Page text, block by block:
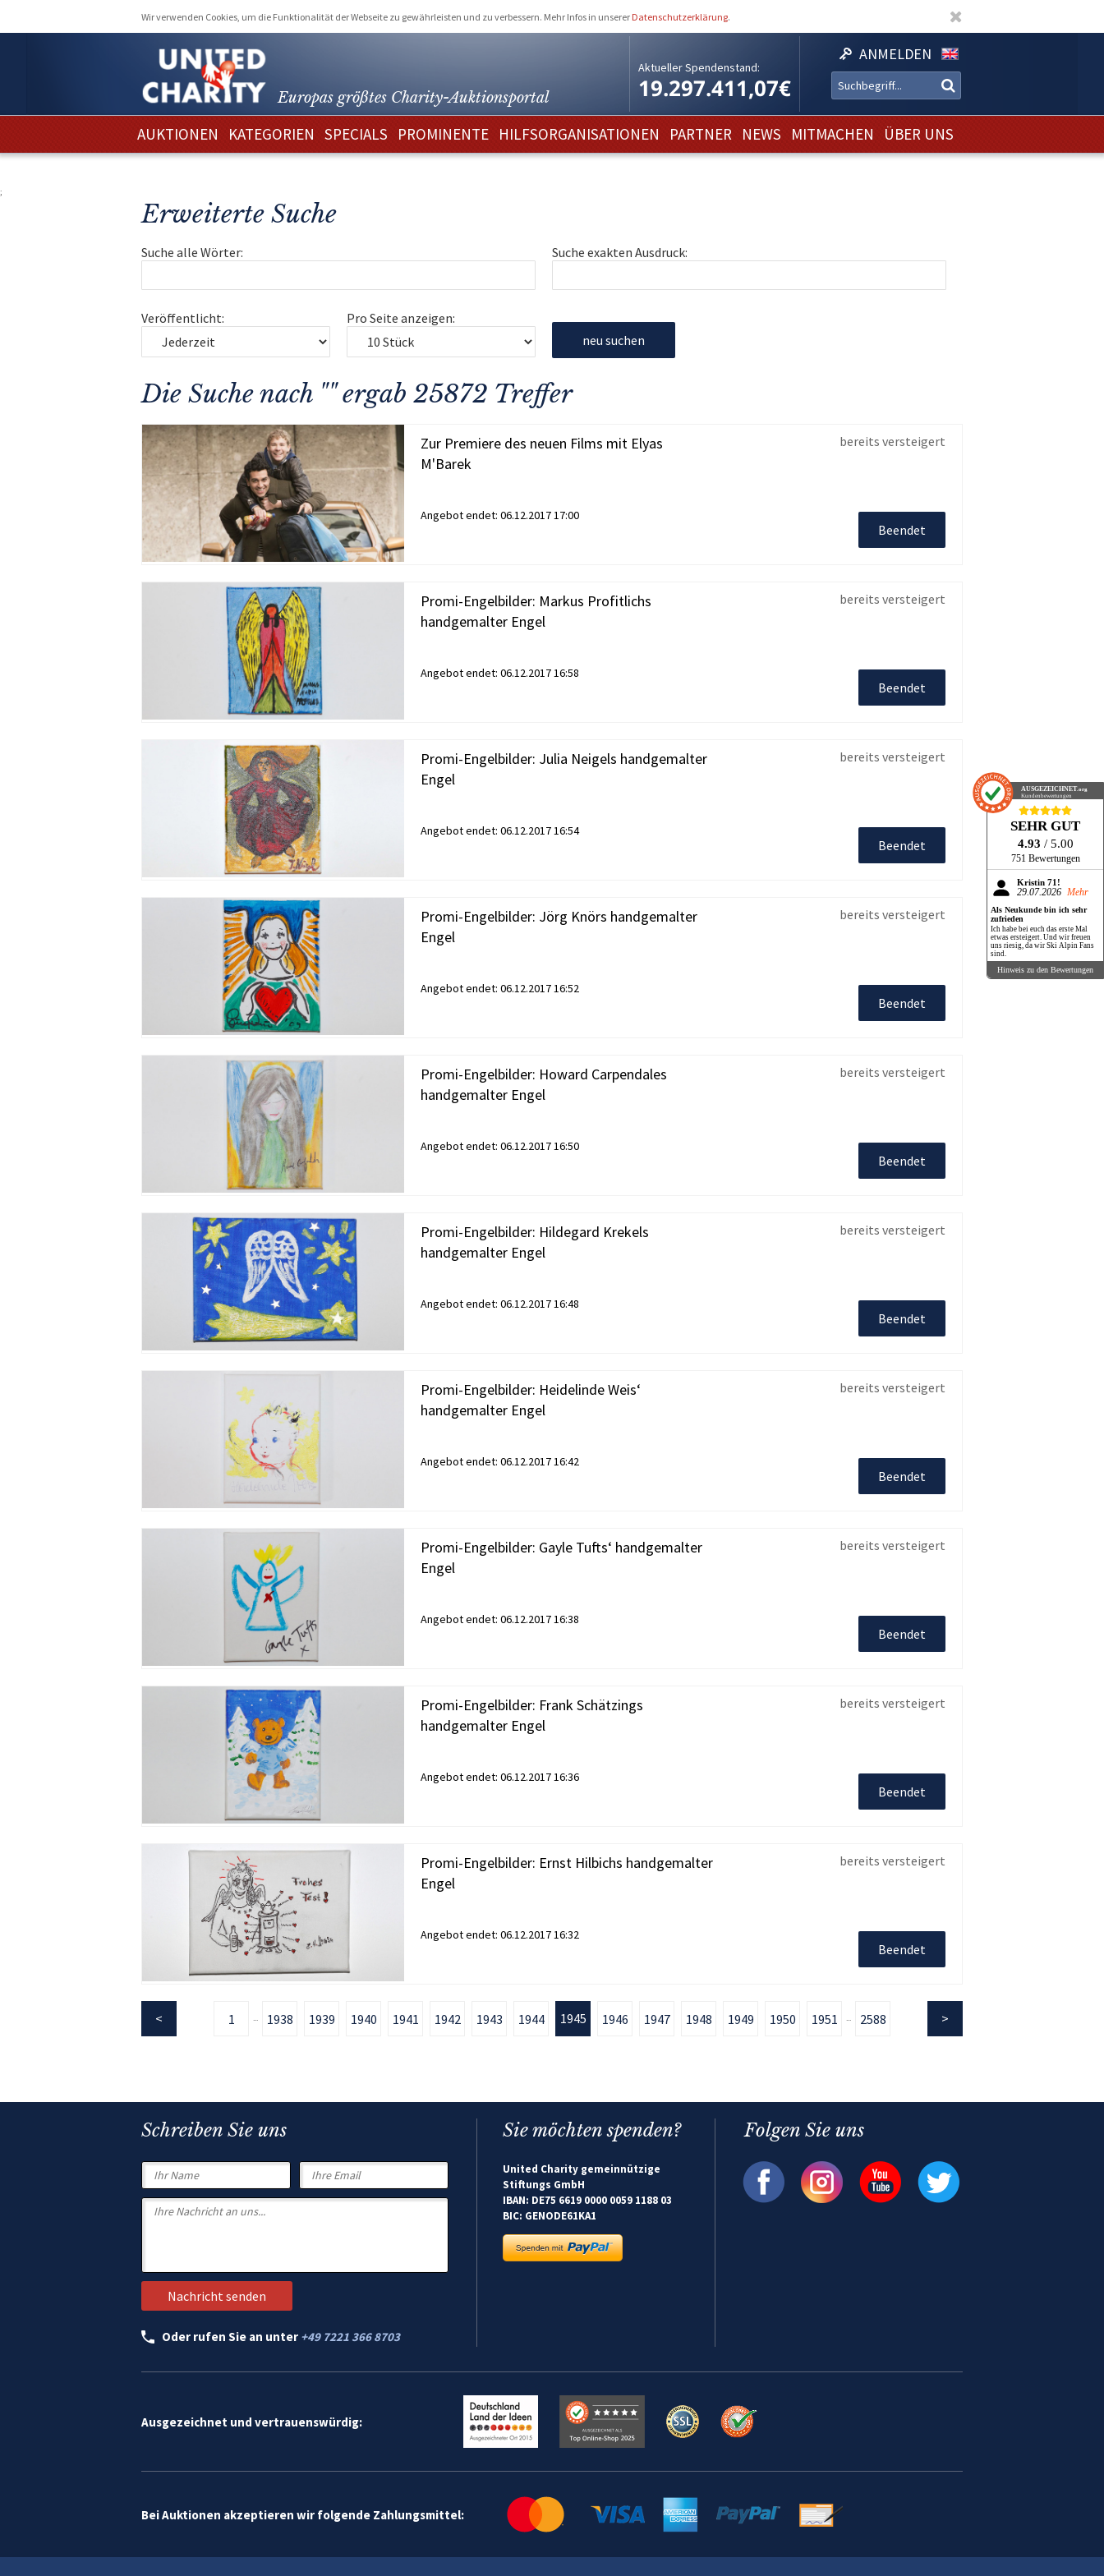
Wir verwenden Cookies, um die Funktionalität der Webseite zu gewährleisten und zu verbessern. Mehr Infos in unserer Datenschutzerklärung.
Europas größtes Charity-Auktionsportal
Aktueller Spendenstand:
19.297.411,07€
ANMELDEN
AUKTIONEN KATEGORIEN SPECIALS PROMINENTE HILFSORGANISATIONEN PARTNER NEWS MITMACHEN ÜBER UNS
;
Erweiterte Suche
Suche alle Wörter: Suche exakten Ausdruck:
Veröffentlicht:
Pro Seite anzeigen:
neu suchen
Die Suche nach "" ergab 25872 Treffer
Zur Premiere des neuen Films mit Elyas
M'Barek
bereits versteigert
Angebot endet: 06.12.2017 17:00
Beendet
Promi-Engelbilder: Markus Profitlichs
handgemalter Engel
bereits versteigert
Angebot endet: 06.12.2017 16:58
Beendet
Promi-Engelbilder: Julia Neigels handgemalter
Engel
bereits versteigert
Angebot endet: 06.12.2017 16:54
Beendet
Promi-Engelbilder: Jörg Knörs handgemalter
Engel
bereits versteigert
Angebot endet: 06.12.2017 16:52
Beendet
Promi-Engelbilder: Howard Carpendales
handgemalter Engel
bereits versteigert
Angebot endet: 06.12.2017 16:50
Beendet
Promi-Engelbilder: Hildegard Krekels
handgemalter Engel
bereits versteigert
Angebot endet: 06.12.2017 16:48
Beendet
Promi-Engelbilder: Heidelinde Weis‘
handgemalter Engel
bereits versteigert
Angebot endet: 06.12.2017 16:42
Beendet
Promi-Engelbilder: Gayle Tufts‘ handgemalter
Engel
bereits versteigert
Angebot endet: 06.12.2017 16:38
Beendet
Promi-Engelbilder: Frank Schätzings
handgemalter Engel
bereits versteigert
Angebot endet: 06.12.2017 16:36
Beendet
Promi-Engelbilder: Ernst Hilbichs handgemalter
Engel
bereits versteigert
Angebot endet: 06.12.2017 16:32
Beendet
1 ... 1938 1939 1940 1941 1942 1943 1944 1945 1946 1947 1948 1949 1950 1951 ... 2588
Schreiben Sie uns
Oder rufen Sie an unter +49 7221 366 8703
Sie möchten spenden?
United Charity gemeinnützige
Stiftungs GmbH
IBAN: DE75 6619 0000 0059 1188 03
BIC: GENODE61KA1
Folgen Sie uns
Ausgezeichnet und vertrauenswürdig:
Bei Auktionen akzeptieren wir folgende Zahlungsmittel:
AUSGEZEICHNET.org
Kundenbewertungen
SEHR GUT
4.93 / 5.00
751 Bewertungen
Kristin 71!
29.07.2026 Mehr
Als Neukunde bin ich sehr
zufrieden
Ich habe bei euch das erste Mal
etwas ersteigert. Und wir freuen
uns riesig, da wir Ski Alpin Fans
sind.
Hinweis zu den Bewertungen